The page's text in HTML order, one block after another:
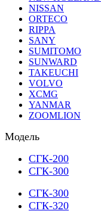
NISSAN
ORTECO
RIPPA
SANY
SUMITOMO
SUNWARD
TAKEUCHI
VOLVO
XCMG
YANMAR
ZOOMLION
Модель
СГК-200
СГК-300
СГК-300
СГК-320